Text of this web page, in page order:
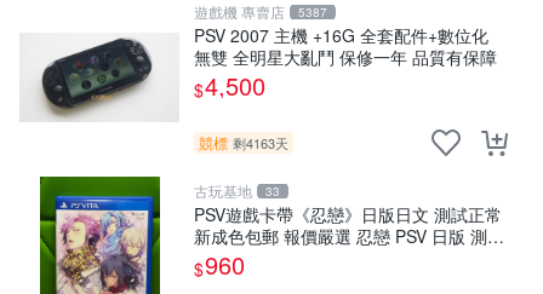
遊戲機 專賣店 5387
PSV 2007 主機 +16G 全套配件+數位化
無雙 全明星大亂鬥 保修一年 品質有保障
$4,500
競標 剩4163天
古玩基地 33
PSV遊戲卡帶《忍戀》日版日文 測試正常
新成色包郵 報價嚴選 忍戀 PSV 日版 測試
正常運行
$960